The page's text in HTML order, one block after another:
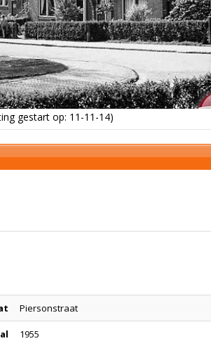
gestart op: 11-11-14)
Piersonstraat
1955